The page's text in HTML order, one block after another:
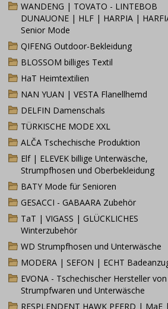
WANDENG | TOVATO - LINTEBOB
DUNAUONE | HLF | HARPIA |
Senior Mode
QIFENG Outdoor-Bekleidung
BLOSSOM billiges Textil
HaT Heimtextilien
NAN YUAN | VESTA Flanellhemd
DELFIN Damenschals
TÜRKISCHE MODE XXL
ALČA Tschechische Produktion
Elf | ELEVEK billige Unterwäsche,
Strumpfhosen und Oberbekleidung
BATY Mode für Senioren
GESACCI - GABAARA Zubehör
TaT | VIGASS | GLÜCKLICHES
Winterzubehör
WD Strumpfhosen und Unterwäsche
MODERA | SEFON | ECHT
EVONA - Tschechischer Hersteller von
Strumpfwaren und Unterwäsche
RESPLENDENT HAWK PFERD | MaE |